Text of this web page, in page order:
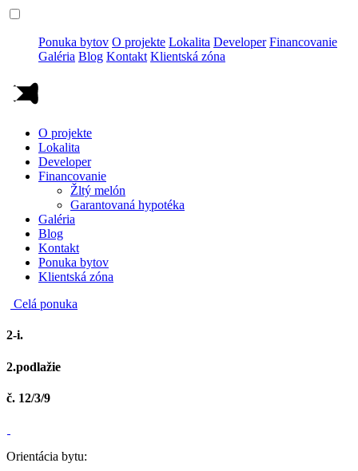
Ponuka bytov O projekte Lokalita Developer Financovanie
Galéria Blog Kontakt Klientská zóna
O projekte
Lokalita
Developer
Financovanie
Žltý melón
Garantovaná hypotéka
Galéria
Blog
Kontakt
Ponuka bytov
Klientská zóna
Celá ponuka
2-i.
2.podlažie
č. 12/3/9
Orientácia bytu: